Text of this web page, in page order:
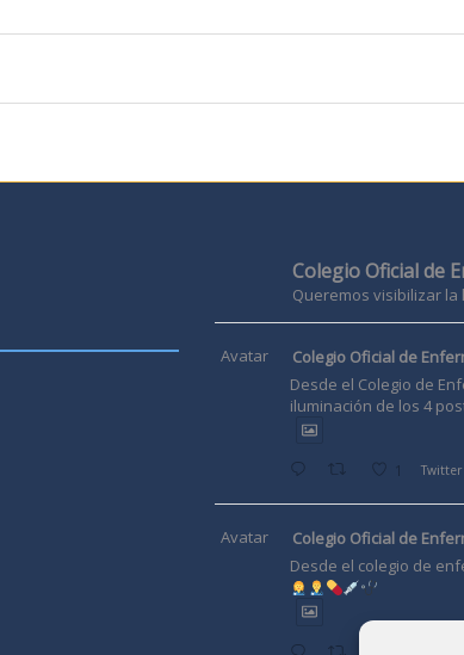
Colegio Oficial de
Queremos visibilizar la
Avatar Colegio Oficial de
Desde el Colegio de
iluminación de los 4
1 Twitter
Avatar Colegio Oficial de
Desde el colegio de